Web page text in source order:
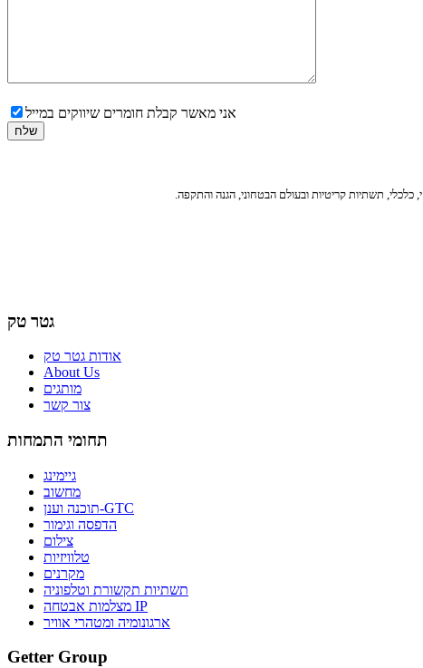
אני מאשר קבלת חומרים שיווקים במייל
גטר טק
אודות גטר טק
About Us
מותגים
צור קשר
תחומי התמחות
גיימינג
מחשוב
תוכנה וענן-GTC
הדפסה וגימור
צילום
טלוויזיות
מקרנים
תשתיות תקשורת וטלפוניה
מצלמות אבטחה IP
ארגונומיה ומטהרי אוויר
Getter Group